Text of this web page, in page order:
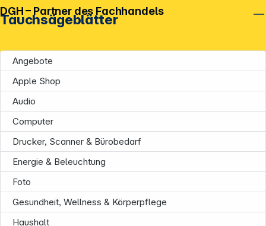
Tauchsägeblätter
Angebote
Apple Shop
Audio
Computer
Drucker, Scanner & Bürobedarf
Energie & Beleuchtung
Foto
Gesundheit, Wellness & Körperpflege
Haushalt
DGH – Partner des Fachhandels